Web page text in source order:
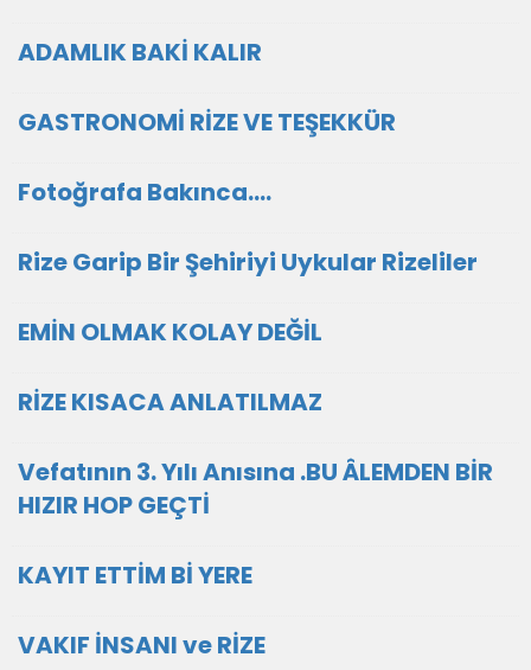
ADAMLIK BAKİ KALIR
GASTRONOMİ RİZE VE TEŞEKKÜR
Fotoğrafa Bakınca....
Rize Garip Bir Şehiriyi Uykular Rizeliler
EMİN OLMAK KOLAY DEĞİL
RİZE KISACA ANLATILMAZ
Vefatının 3. Yılı Anısına .BU ÂLEMDEN BİR
HIZIR HOP GEÇTİ
KAYIT ETTİM Bİ YERE
VAKIF İNSANI ve RİZE